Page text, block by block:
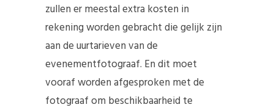
zullen er meestal extra kosten in
rekening worden gebracht die gelijk zijn
aan de uurtarieven van de
evenementfotograaf. En dit moet
vooraf worden afgesproken met de
fotograaf om beschikbaarheid te